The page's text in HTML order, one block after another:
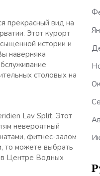
прекрасный вид на
Этот курорт
истории и
наверняка
столовых на
Lav Split. Этот
невероятный
фитнес-залом
то можете выбрать
в Центре Водных